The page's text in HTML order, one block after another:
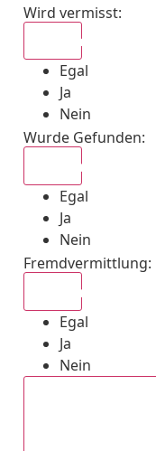
Wird vermisst:
Egal
Ja
Nein
Wurde Gefunden:
Egal
Ja
Nein
Fremdvermittlung:
Egal
Ja
Nein